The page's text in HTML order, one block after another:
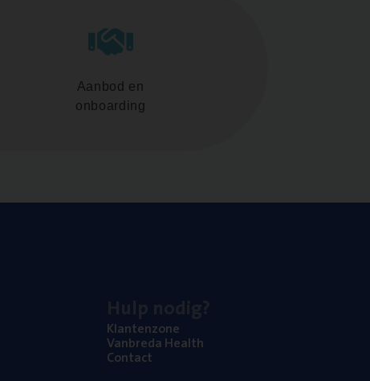
Aanbod en
onboarding
Klan­ten­zo­ne
Van­b­re­da Health
Con­tact